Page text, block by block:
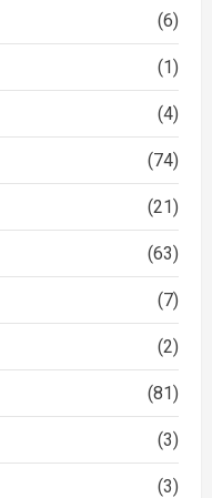
(6)
(1)
(4)
(74)
(21)
(63)
(7)
(2)
(81)
(3)
(3)